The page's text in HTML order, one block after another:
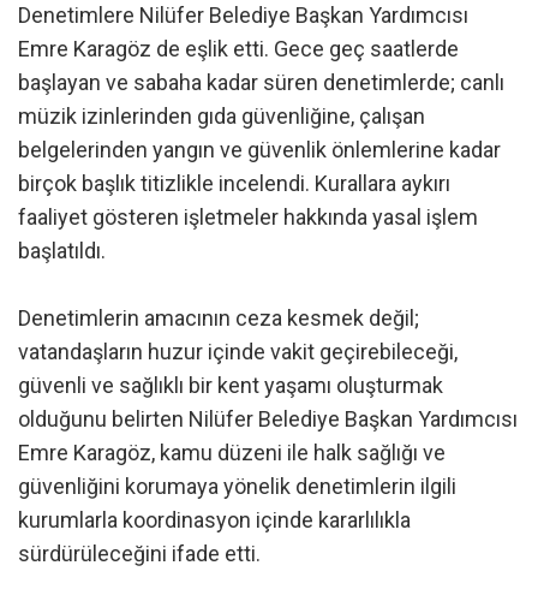
Denetimlere Nilüfer Belediye Başkan Yardımcısı
Emre Karagöz de eşlik etti. Gece geç saatlerde
başlayan ve sabaha kadar süren denetimlerde; canlı
müzik izinlerinden gıda güvenliğine, çalışan
belgelerinden yangın ve güvenlik önlemlerine kadar
birçok başlık titizlikle incelendi. Kurallara aykırı
faaliyet gösteren işletmeler hakkında yasal işlem
başlatıldı.
Denetimlerin amacının ceza kesmek değil;
vatandaşların huzur içinde vakit geçirebileceği,
güvenli ve sağlıklı bir kent yaşamı oluşturmak
olduğunu belirten Nilüfer Belediye Başkan Yardımcısı
Emre Karagöz, kamu düzeni ile halk sağlığı ve
güvenliğini korumaya yönelik denetimlerin ilgili
kurumlarla koordinasyon içinde kararlılıkla
sürdürüleceğini ifade etti.